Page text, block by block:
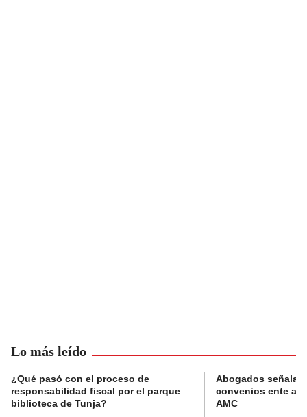
Lo más leído
¿Qué pasó con el proceso de
responsabilidad fiscal por el parque
biblioteca de Tunja?
Abogados
convenios ente
AMC